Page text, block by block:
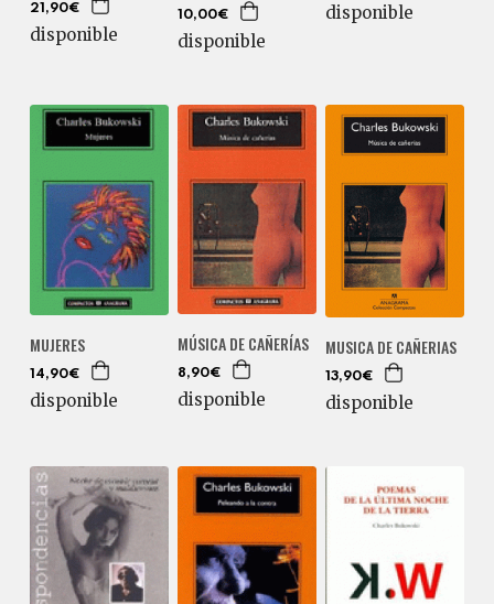
21,90€
disponible
10,00€
disponible
disponible
MUJERES
14,90€
disponible
MÚSICA DE CAÑERÍAS
8,90€
disponible
MUSICA DE CAÑERIAS
13,90€
disponible